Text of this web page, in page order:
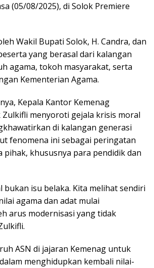
(05/08/2025), di Solok Premiere
Wakil Bupati Solok, H. Candra, dan
yang berasal dari kalangan
agama, tokoh masyarakat, serta
Kementerian Agama.
Kepala Kantor Kemenag
Zulkifli menyoroti gejala krisis moral
di kalangan generasi
fenomena ini sebagai peringatan
pihak, khususnya para pendidik dan
bukan isu belaka. Kita melihat sendiri
agama dan adat mulai
arus modernisasi yang tidak
ASN di jajaran Kemenag untuk
menghidupkan kembali nilai-